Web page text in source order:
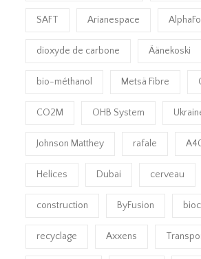
SAFT Arianespace
dioxyde de carbone Äänekoski
bio-méthanol Metsä Fibre
CO2M OHB System
Johnson Matthey rafale
Helices Dubai cerveau
construction ByFusion
recyclage Axxens